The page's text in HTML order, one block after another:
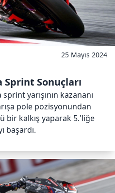
25 Mayıs 2024
Sonuçları
yarışının kazananı
pole pozisyonundan
bir kalkış yaparak 5.'liğe
başardı.